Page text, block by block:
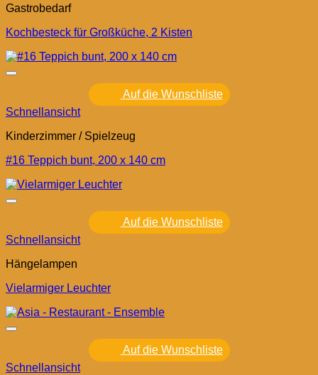
Gastrobedarf
Kochbesteck für Großküche, 2 Kisten
Auf die Wunschliste
Schnellansicht
Kinderzimmer / Spielzeug
#16 Teppich bunt, 200 x 140 cm
Auf die Wunschliste
Schnellansicht
Hängelampen
Vielarmiger Leuchter
Auf die Wunschliste
Schnellansicht